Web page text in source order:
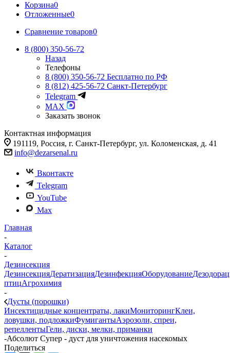
Корзина0
Отложенные0
Сравнение товаров0
8 (800) 350-56-72
Назад
Телефоны
8 (800) 350-56-72 Бесплатно по РФ
8 (812) 425-56-72 Санкт-Петербург
Telegram
MAX
Заказать звонок
Контактная информация
191119, Россия, г. Санкт-Петербург, ул. Коломенская, д. 41
info@dezarsenal.ru
Вконтакте
Telegram
YouTube
Max
Главная
-
Каталог
-
Дезинсекция
ДезинсекцияДератизацияДезинфекцияОборудование
птицАгрохимия
-
Дусты (порошки)
Инсектицидные концентраты, лакиМониторингКлеи,
ловушки, подложкиФумигантыАэрозоли, спреи,
репеллентыГели, диски, мелки, приманки
-Абсолют Супер - дуст для уничтожения насекомых
Поделиться